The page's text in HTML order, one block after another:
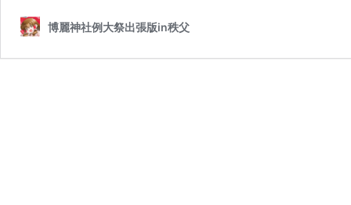
博麗神社例大祭出張版in秩父